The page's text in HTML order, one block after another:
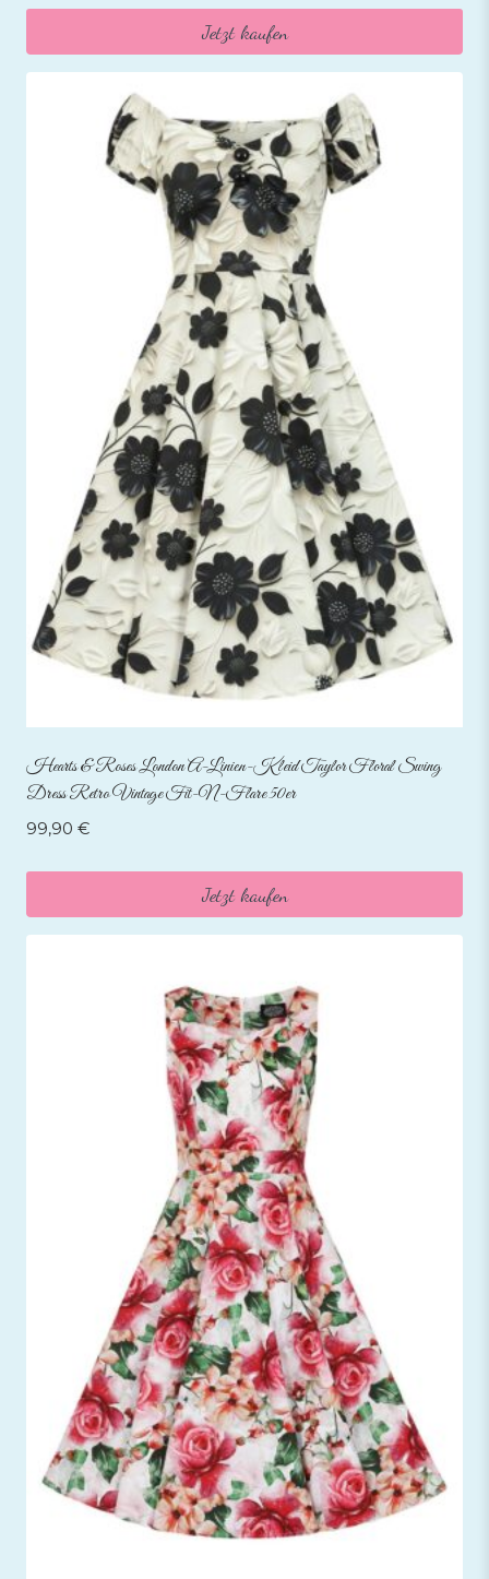
Jetzt kaufen
Hearts & Roses London A-Linien-Kleid Taylor Floral Swing
Dress Retro Vintage Fit-N-Flare 50er
99,90 €
Jetzt kaufen